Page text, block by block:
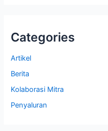
Categories
Artikel
Berita
Kolaborasi Mitra
Penyaluran